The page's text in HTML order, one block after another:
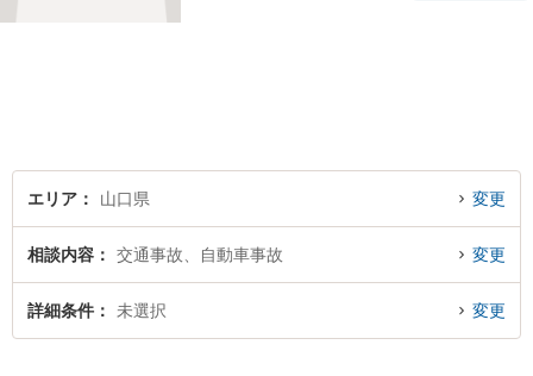
エリア 山口県 変更
相談内容 交通事故、自動車事故 変更
詳細条件 未選択 変更